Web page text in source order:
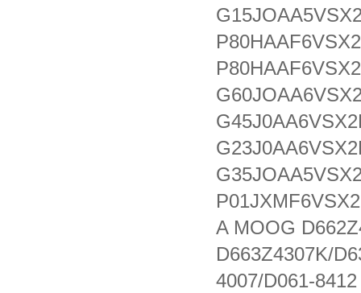
A MOOG
D663Z4307K/
4007/D061-